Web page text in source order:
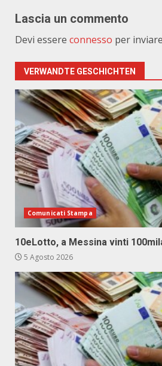
Lascia un commento
Devi essere connesso per
VERWANDTE GESCHICHTEN
Comunicati Stampa
10eLotto, a Messina vinti
5 Agosto 2026